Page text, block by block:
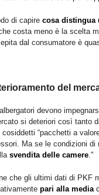
di capire cosa distingua
costa meno è la scelta
dal consumatore è
del
devono
si deteriori così tanto
“pacchetti a
Ma se le condizioni
svendita delle camere."
che gli ultimi dati di PKF
pari alla media